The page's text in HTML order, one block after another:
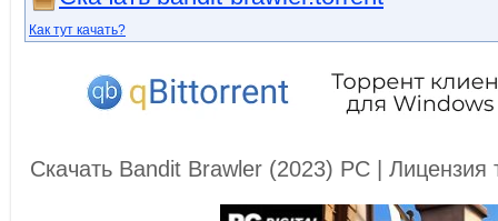
Как тут качать?
Скачать Bandit Brawler (2023) PC | Лицензия